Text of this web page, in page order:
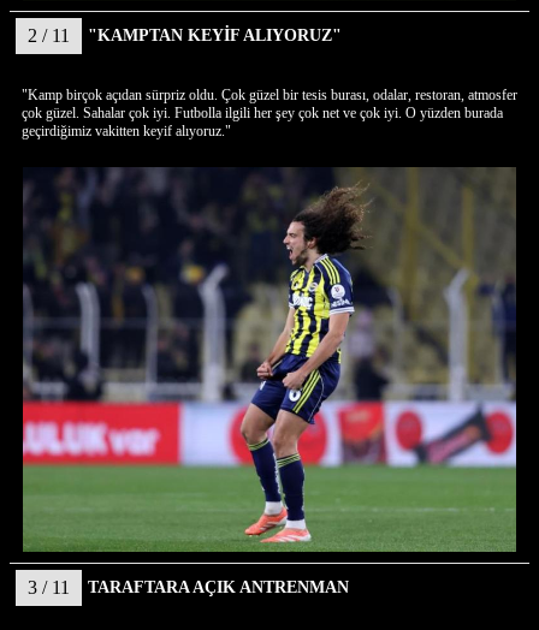
2 / 11 "KAMPTAN KEYİF ALIYORUZ"
"Kamp birçok açıdan sürpriz oldu. Çok güzel bir tesis burası, odalar, restoran, atmosfer
çok güzel. Sahalar çok iyi. Futbolla ilgili her şey çok net ve çok iyi. O yüzden burada
geçirdiğimiz vakitten keyif alıyoruz."
3 / 11 TARAFTARA AÇIK ANTRENMAN